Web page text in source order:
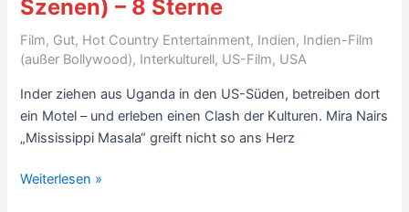
Nair;
Trailer)
–
9
Sterne
Szenen) – 8 Sterne
Film, Gut, Hot Country Entertainment, Indien, Indien-Film
(außer Bollywood), Interkulturell, US-Film, USA
Inder ziehen aus Uganda in den US-Süden, betreiben dort
ein Motel – und erleben einen Clash der Kulturen. Mira Nairs
„Mississippi Masala“ greift nicht so ans Herz
Rezension
Weiterlesen »